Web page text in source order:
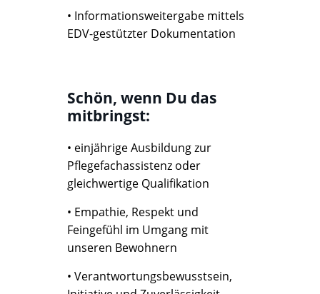
• Informationsweitergabe mittels
EDV-gestützter Dokumentation
Schön, wenn Du das
mitbringst:
• einjährige Ausbildung zur
Pflegefachassistenz oder
gleichwertige Qualifikation
• Empathie, Respekt und
Feingefühl im Umgang mit
unseren Bewohnern
• Verantwortungsbewusstsein,